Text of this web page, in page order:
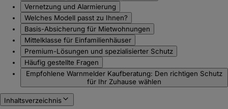
Vernetzung und Alarmierung
Welches Modell passt zu Ihnen?
Basis-Absicherung für Mietwohnungen
Mittelklasse für Einfamilienhäuser
Premium-Lösungen und spezialisierter Schutz
Häufig gestellte Fragen
Empfohlene Warnmelder Kaufberatung: Den richtigen Schutz
für Ihr Zuhause wählen
Inhaltsverzeichnis